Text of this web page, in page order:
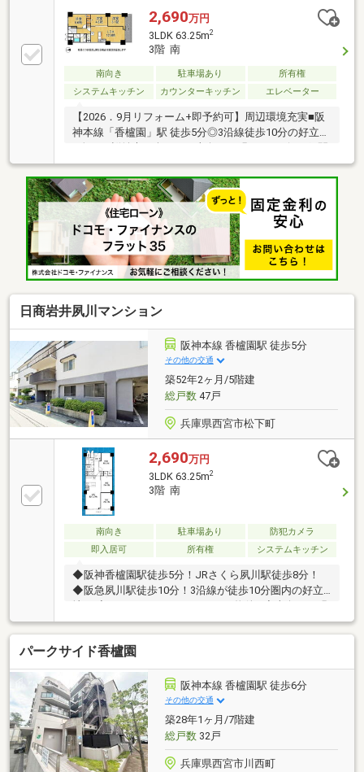
2,690万円
3LDK 63.25m2
3階 南
南向き 駐車場あり
所有権
システムキッチン
カウンターキッチン エレベーター
【2026．9月リフォーム+即予約可】周辺環境充実■阪
神本線「香櫨園」駅 徒歩5分◎3沿線徒歩10分の好立地
■春には桜並木を楽しめる南向きの明るいリビング■閑
静な街でかなえる穏やかな暮らし
日商岩井夙川マンション
阪神本線 香櫨園駅 徒歩5分
その他の交通
築52年2ヶ月/5階建
総戸数47戸
兵庫県西宮市松下町
2,690万円
3LDK 63.25m2
3階 南
南向き 駐車場あり
防犯カメラ
即入居可
所有権 システムキッチン
◆阪神香櫨園駅徒歩5分！JRさくら夙川駅徒歩8分！
◆阪急夙川駅徒歩10分！3沿線が徒歩10分圏内の好立
地！ ◆おしゃれなリノベーション物件♪ ◆南向きの明
るいLDK！家族との会話が弾む対面キッチン♪
パークサイド香櫨園
阪神本線 香櫨園駅 徒歩6分
その他の交通
築28年1ヶ月/7階建
総戸数32戸
兵庫県西宮市川西町